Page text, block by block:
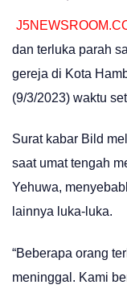
dan terluka parah
gereja di Kota
(9/3/2023) waktu
Surat kabar Bild
saat umat tengah
Yehuwa,
lainnya luka-luka.
“Beberapa orang
meninggal. Kami